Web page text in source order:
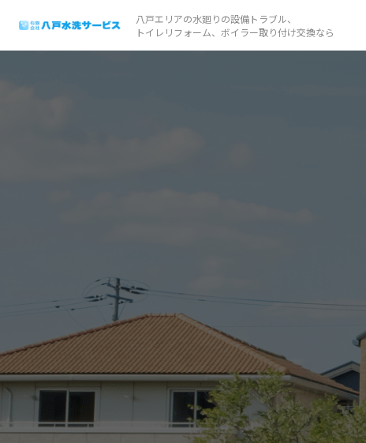
八戸エリアの水廻りの設備トラブル、
トイレリフォーム、ボイラー取り付け交換なら